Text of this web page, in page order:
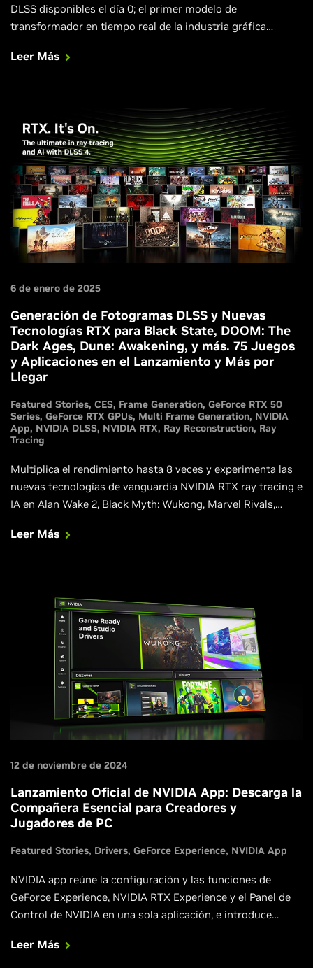
DLSS disponibles el día 0; el primer modelo de
transformador en tiempo real de la industria gráfica
DLSS, Super Resolución y DLAA.
Leer Más
6 de enero de 2025
Generación de Fotogramas DLSS y Nuevas
Tecnologías RTX para Black State, DOOM: The
Dark Ages, Dune: Awakening, y más. 75 Juegos
y Aplicaciones en el Lanzamiento y Más por
Llegar
Featured Stories CES Frame Generation GeForce RTX 50
Series GeForce RTX GPUs Multi Frame Generation NVIDIA
App NVIDIA DLSS NVIDIA RTX Ray Reconstruction Ray
Tracing
Multiplica el rendimiento hasta 8 veces y experimenta las
nuevas tecnologías de vanguardia NVIDIA RTX ray tracing e
IA en Alan Wake 2, Black Myth: Wukong, Marvel Rivals,
Leer Más
12 de noviembre de 2024
Lanzamiento Oficial de NVIDIA App: Descarga la
Compañera Esencial para Creadores y
Jugadores de PC
Featured Stories Drivers GeForce Experience NVIDIA App
NVIDIA app reúne la configuración y las funciones de
GeForce Experience, NVIDIA RTX Experience y el Panel de
Control de NVIDIA en una sola aplicación, e introduce
creación, la reproducción de video y el trabajo.
Leer Más